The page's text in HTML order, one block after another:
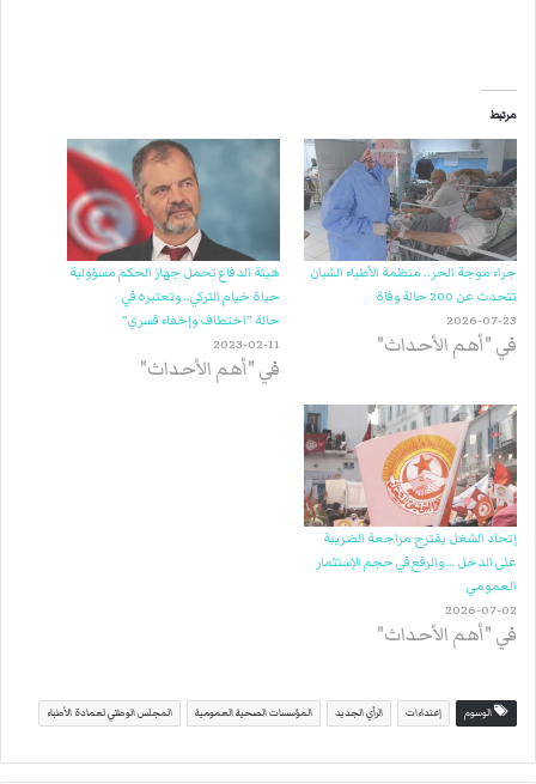
مرتبط
جراء موجة الحر.. منظمة الأطباء الشبان
تتحدث عن 200 حالة وفاة
2026-07-23
في "أهم الأحداث"
هيئة الدفاع تحمل جهاز الحكم مسؤولية
حياة خيام التركي.. وتعتبره في
حالة ”اختطاف وإخفاء قسري”
2023-02-11
في "أهم الأحداث"
إتحاد الشغل يقترح مراجعة الضريبة
على الدخل … والرفع في حجم الإستثمار
العمومي
2026-07-02
في "أهم الأحداث"
الوسوم إعتداءات الرأي الجديد المؤسسات الصحية العمومية المجلس الوطني لعمادة الأطباء